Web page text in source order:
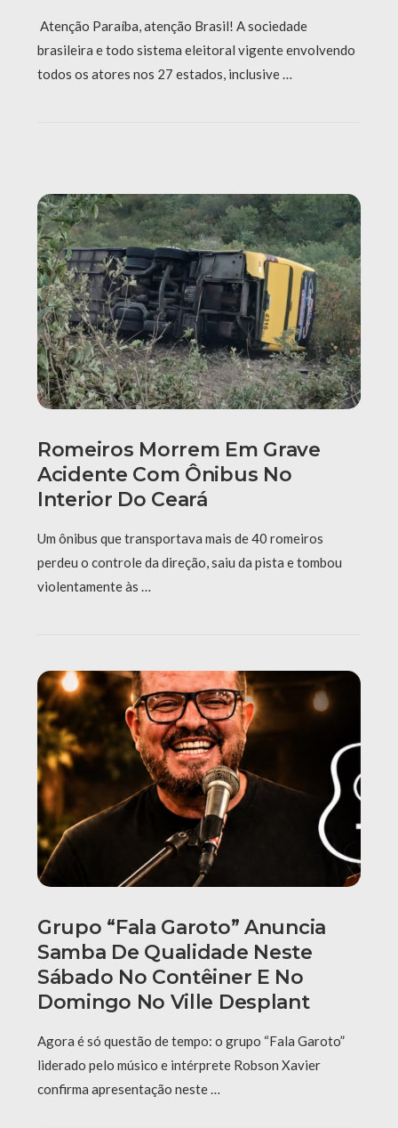
Atenção Paraíba, atenção Brasil! A sociedade
brasileira e todo sistema eleitoral vigente envolvendo
todos os atores nos 27 estados, inclusive …
Romeiros Morrem Em Grave
Acidente Com Ônibus No
Interior Do Ceará
Um ônibus que transportava mais de 40 romeiros
perdeu o controle da direção, saiu da pista e tombou
violentamente às …
Grupo “Fala Garoto” Anuncia
Samba De Qualidade Neste
Sábado No Contêiner E No
Domingo No Ville Desplant
Agora é só questão de tempo: o grupo “Fala Garoto”
liderado pelo músico e intérprete Robson Xavier
confirma apresentação neste …